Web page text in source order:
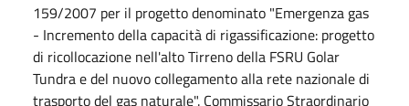
159/2007 per il progetto denominato "Emergenza gas
- Incremento della capacità di rigassificazione: progetto
di ricollocazione nell'alto Tirreno della FSRU Golar
Tundra e del nuovo collegamento alla rete nazionale di
trasporto del gas naturale". Commissario Straordinario